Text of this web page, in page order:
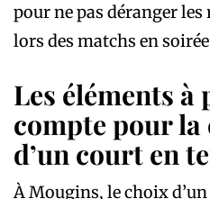
pour ne pas déranger
lors des matchs en
Les éléments à
compte pour
d’un court en
À Mougins, le choix